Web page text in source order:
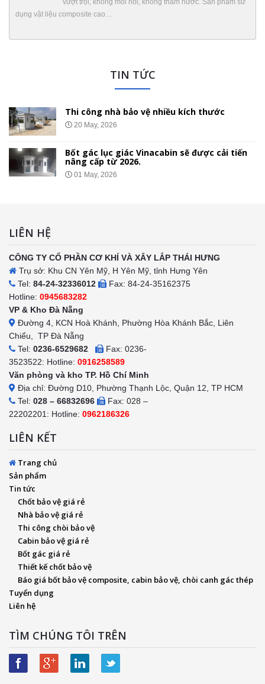
dụng vật liệu composite cao…
TIN TỨC
Thi công nhà bảo vệ nhiều kích thước
20 May, 2026
Bốt gác lục giác Vinacabin sẽ được cải tiến
nâng cấp từ 2026.
01 May, 2026
LIÊN HỆ
CÔNG TY CỔ PHẦN CƠ KHÍ VÀ XÂY LẮP THÁI HƯNG
Trụ sở: Khu CN Yên Mỹ, H Yên Mỹ, tỉnh Hưng Yên
Tel: 84-24-32336012
Fax: 84-24-35162375
Hotline: 0945683282
VP & Kho Đà Nẵng
Đường 4, KCN Hoà Khánh, Phường Hòa Khánh Bắc, Liên
Chiểu, TP Đà Nẵng
Tel: 0236-6529682
Fax: 0236-
3523522: Hotline: 0916258589
Văn phòng và kho TP. Hồ Chí Minh
Địa chỉ: Đường D10, Phường Thạnh Lộc, Quận 12, TP HCM
Tel: 028 – 66832696
Fax: 028 –
22202201: Hotline: 0962186326
LIÊN KẾT
Trang chủ
Sản phẩm
Tin tức
Chốt bảo vệ giá rẻ
Nhà bảo vệ giá rẻ
Thi công chòi bảo vệ
Cabin bảo vệ giá rẻ
Bốt gác giá rẻ
Thiết kế chốt bảo vệ
Báo giá bốt bảo vệ composite, cabin bảo vệ, chòi canh gác thép
Tuyển dụng
Liên hệ
TÌM CHÚNG TÔI TRÊN